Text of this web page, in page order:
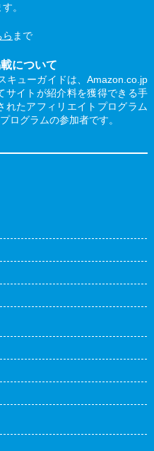
。
ら まで
について
キューガイドは、Amazon.co.jp
サイトが紹介料を獲得できる手
れたアフィリエイトプログラム
ログラムの参加者です。